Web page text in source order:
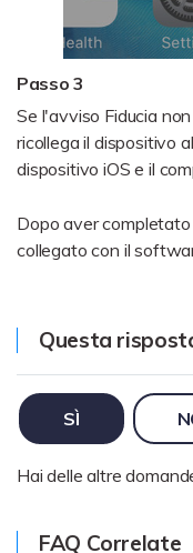
Passo 3
Se l'avviso Fiducia
ricollega il dispositivo
dispositivo iOS e il
Dopo aver
collegato con il
Questa
SÌ
Hai delle altre
FAQ Correlate